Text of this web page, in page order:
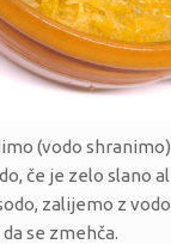
(vodo
če je zelo slano
zalijemo z
se zmehča.